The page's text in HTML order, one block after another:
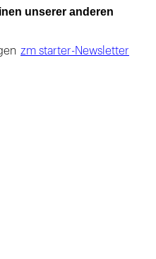
unserer anderen
zm starter-Newsletter